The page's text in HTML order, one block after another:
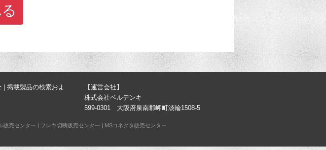
掲載製品の検索およ
【運営会社】
株式会社ベルデンキ
599-0301 大阪府泉南郡岬町淡輪1508-5
販売センター | フレキ切断販売センター | MSコネクタ販売センター